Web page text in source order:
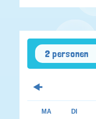
2 personen
MA DI